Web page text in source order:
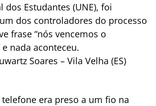
dos Estudantes (UNE), foi
dos controladores do processo
frase “nós vencemos o
nada aconteceu.
Soares – Vila Velha (ES)
era preso a um fio na